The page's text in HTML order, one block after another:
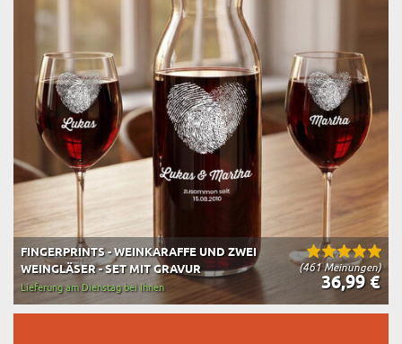
(461 Meinungen)
FINGERPRINTS - WEINKARAFFE UND ZWEI
WEINGLÄSER - SET MIT GRAVUR
36,99 €
Lieferung am Dienstag bei Ihnen